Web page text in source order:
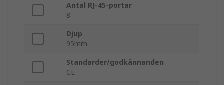
Antal RJ-45-portar
8
Djup
95mm
Standarder/godkännanden
CE